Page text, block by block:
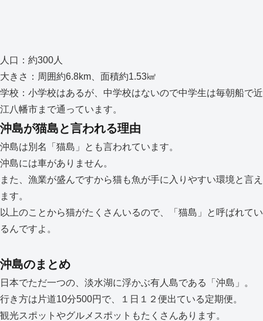
人口：約300人
大きさ：周囲約6.8km、面積約1.53㎢
学校：小学校はあるが、中学校はないので中学生は毎朝船で近
江八幡市まで通っています。
沖島が猫島と言われる理由
沖島は別名「猫島」とも言われています。
沖島には車がありません。
また、漁業が盛んですから猫も魚が手に入りやすい環境と言え
ます。
以上のことから猫がたくさんいるので、「猫島」と呼ばれてい
るんですよ。
沖島のまとめ
日本でただ一つの、淡水湖に浮かぶ有人島である「沖島」。
行き方は片道10分500円で、１日１２便出ている定期便。
観光スポットやグルメスポットもたくさんあります。